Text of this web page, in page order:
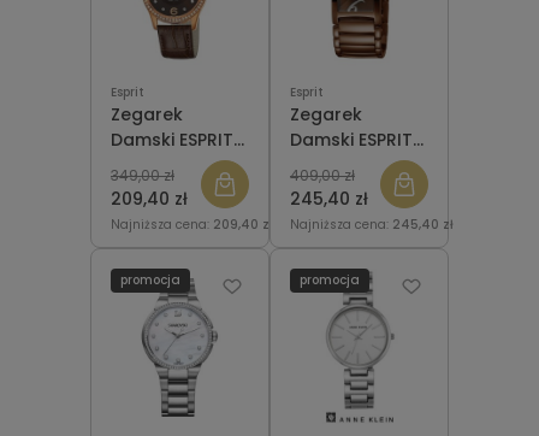
Esprit
Zegarek
Damski ESPRIT
ES103672003
Celestial
Rosegold
Brown
209,40 zł
349,00 zł
Najniższa cena: 209,40 zł
Esprit
Zegarek
Damski ESPRIT
ES103722003
Trace Brown
245,40 zł
409,00 zł
Najniższa cena: 245,40 zł
promocja promocja